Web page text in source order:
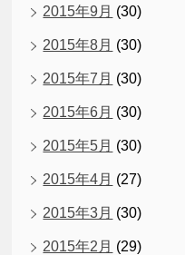
2015年9月 (30)
2015年8月 (30)
2015年7月 (30)
2015年6月 (30)
2015年5月 (30)
2015年4月 (27)
2015年3月 (30)
2015年2月 (29)